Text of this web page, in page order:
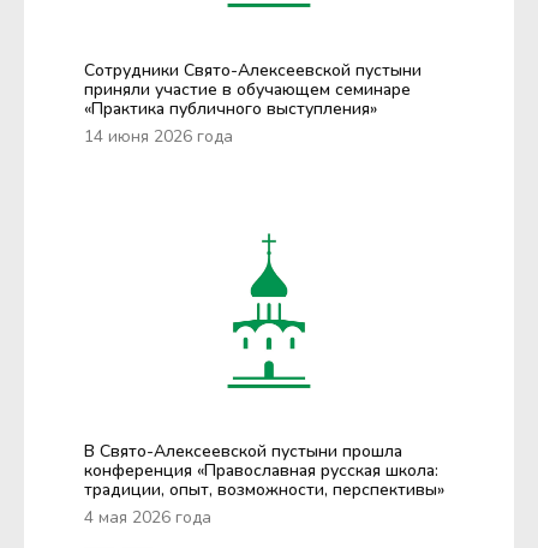
Сотрудники Свято-Алексеевской пустыни
приняли участие в обучающем семинаре
«Практика публичного выступления»
14 июня 2026 года
В Свято-Алексеевской пустыни прошла
конференция «Православная русская школа:
традиции, опыт, возможности, перспективы»
4 мая 2026 года